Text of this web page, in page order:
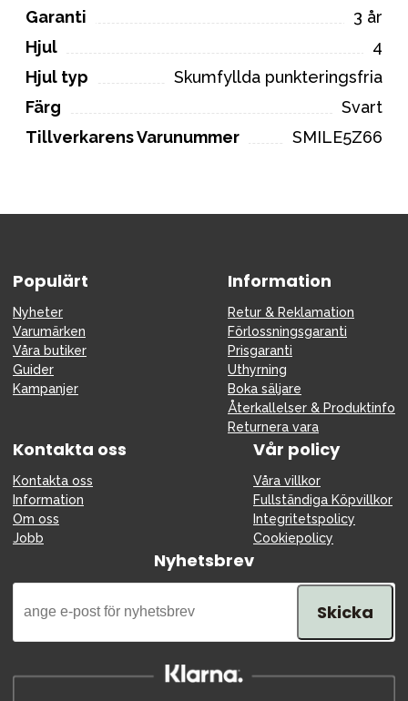
Garanti
3 år
Hjul
4
Hjul typ
Skumfyllda punkteringsfria
Färg
Svart
Tillverkarens Varunummer
SMILE5Z66
Populärt
Nyheter
Varumärken
Våra butiker
Guider
Kampanjer
Information
Retur & Reklamation
Förlossningsgaranti
Prisgaranti
Uthyrning
Boka säljare
Återkallelser & Produktinfo
Returnera vara
Kontakta oss
Kontakta oss
Information
Om oss
Jobb
Vår policy
Våra villkor
Fullständiga Köpvillkor
Integritetspolicy
Cookiepolicy
Nyhetsbrev
Skicka